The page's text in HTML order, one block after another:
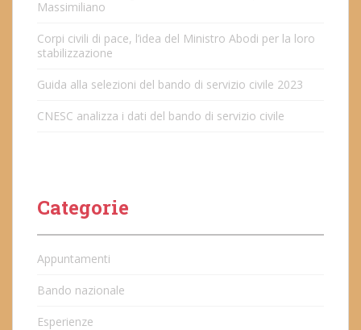
Massimiliano
Corpi civili di pace, l’idea del Ministro Abodi per la loro
stabilizzazione
Guida alla selezioni del bando di servizio civile 2023
CNESC analizza i dati del bando di servizio civile
Categorie
Appuntamenti
Bando nazionale
Esperienze